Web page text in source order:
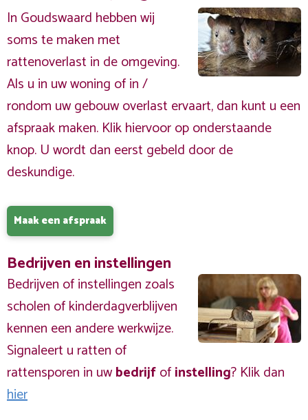
In Goudswaard hebben wij
soms te maken met
rattenoverlast in de omgeving.
Als u in uw woning of in /
rondom uw gebouw overlast ervaart, dan kunt u een
afspraak maken. Klik hiervoor op onderstaande
knop. U wordt dan eerst gebeld door de
deskundige.
Maak een afspraak
Bedrijven en instellingen
Bedrijven of instellingen zoals
scholen of kinderdagverblijven
kennen een andere werkwijze.
Signaleert u ratten of
rattensporen in uwbedrijfofinstelling? Klik dan
hier